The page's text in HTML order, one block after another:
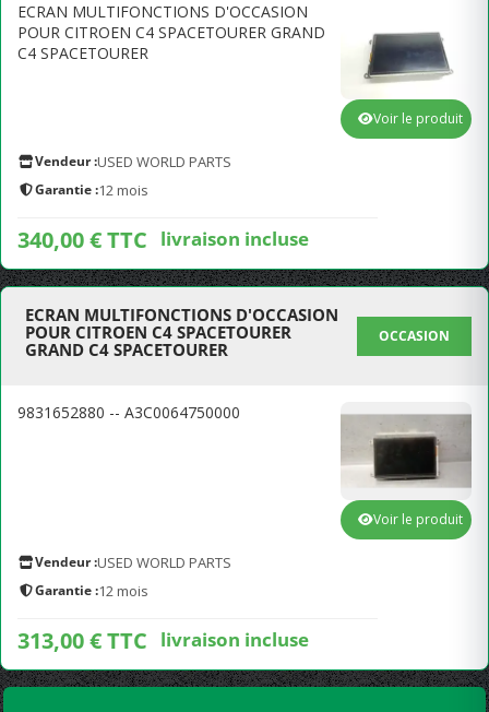
ECRAN MULTIFONCTIONS D'OCCASION
POUR CITROEN C4 SPACETOURER GRAND
C4 SPACETOURER
Vendeur :USED WORLD PARTS
Garantie :12 mois
340,00 € TTC livraison incluse
Voir le produit
ECRAN MULTIFONCTIONS D'OCCASION
POUR CITROEN C4 SPACETOURER
GRAND C4 SPACETOURER
OCCASION
9831652880 -- A3C0064750000
Vendeur :USED WORLD PARTS
Garantie :12 mois
313,00 € TTC livraison incluse
Voir le produit